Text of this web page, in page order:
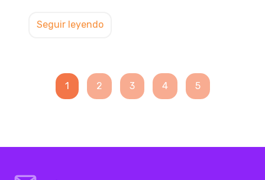
Seguir leyendo
1 2 3 4 5